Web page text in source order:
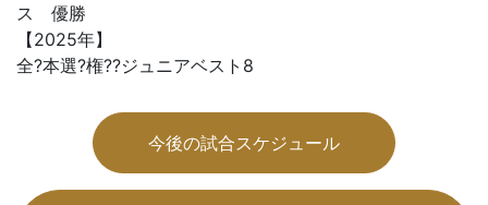
ス 優勝
【2025年】
全?本選?権??ジュニアベスト8
今後の試合スケジュール